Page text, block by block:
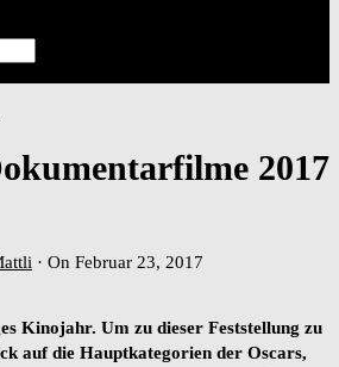
2017
· On Februar 23, 2017
Kinojahr. Um zu dieser Feststellung zu
auf die Hauptkategorien der Oscars,